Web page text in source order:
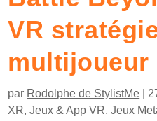
VR
multijoueur
par Rodolphe de StylistMe
XR,Jeux & App VR,Jeux